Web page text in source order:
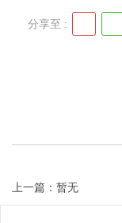
分享至 :
上一篇：暂无